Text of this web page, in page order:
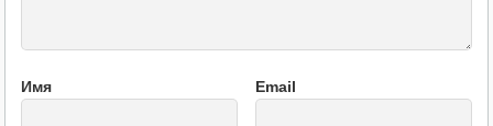
Имя Email